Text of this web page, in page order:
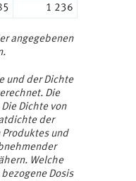
1 236
angegebenen
und der Dichte
Die
Dichte von
der
und
Welche
Dosis